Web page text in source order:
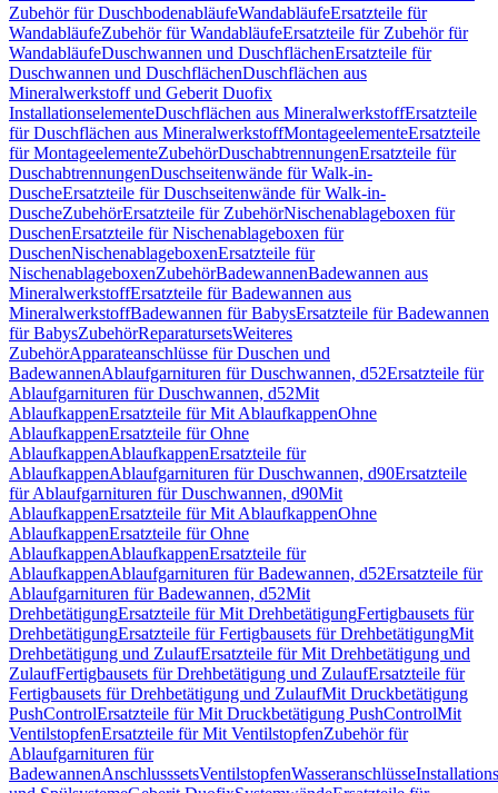
Zubehör für DuschbodenabläufeWandabläufeErsatzteile für
WandabläufeZubehör für WandabläufeErsatzteile für Zubehör für
WandabläufeDuschwannen und DuschflächenErsatzteile für
Duschwannen und DuschflächenDuschflächen aus
Mineralwerkstoff und Geberit Duofix
InstallationselementeDuschflächen aus MineralwerkstoffErsatzteile
für Duschflächen aus MineralwerkstoffMontageelementeErsatzteile
für MontageelementeZubehörDuschabtrennungenErsatzteile für
DuschabtrennungenDuschseitenwände für Walk-in-
DuscheErsatzteile für Duschseitenwände für Walk-in-
DuscheZubehörErsatzteile für ZubehörNischenablageboxen für
DuschenErsatzteile für Nischenablageboxen für
DuschenNischenablageboxenErsatzteile für
NischenablageboxenZubehörBadewannenBadewannen aus
MineralwerkstoffErsatzteile für Badewannen aus
MineralwerkstoffBadewannen für BabysErsatzteile für Badewannen
für BabysZubehörReparatursetsWeiteres
ZubehörApparateanschlüsse für Duschen und
BadewannenAblaufgarnituren für Duschwannen, d52Ersatzteile für
Ablaufgarnituren für Duschwannen, d52Mit
AblaufkappenErsatzteile für Mit AblaufkappenOhne
AblaufkappenErsatzteile für Ohne
AblaufkappenAblaufkappenErsatzteile für
AblaufkappenAblaufgarnituren für Duschwannen, d90Ersatzteile
für Ablaufgarnituren für Duschwannen, d90Mit
AblaufkappenErsatzteile für Mit AblaufkappenOhne
AblaufkappenErsatzteile für Ohne
AblaufkappenAblaufkappenErsatzteile für
AblaufkappenAblaufgarnituren für Badewannen, d52Ersatzteile für
Ablaufgarnituren für Badewannen, d52Mit
DrehbetätigungErsatzteile für Mit DrehbetätigungFertigbausets für
DrehbetätigungErsatzteile für Fertigbausets für DrehbetätigungMit
Drehbetätigung und ZulaufErsatzteile für Mit Drehbetätigung und
ZulaufFertigbausets für Drehbetätigung und ZulaufErsatzteile für
Fertigbausets für Drehbetätigung und ZulaufMit Druckbetätigung
PushControlErsatzteile für Mit Druckbetätigung PushControlMit
VentilstopfenErsatzteile für Mit VentilstopfenZubehör für
Ablaufgarnituren für
BadewannenAnschlusssetsVentilstopfenWasseranschlüsse